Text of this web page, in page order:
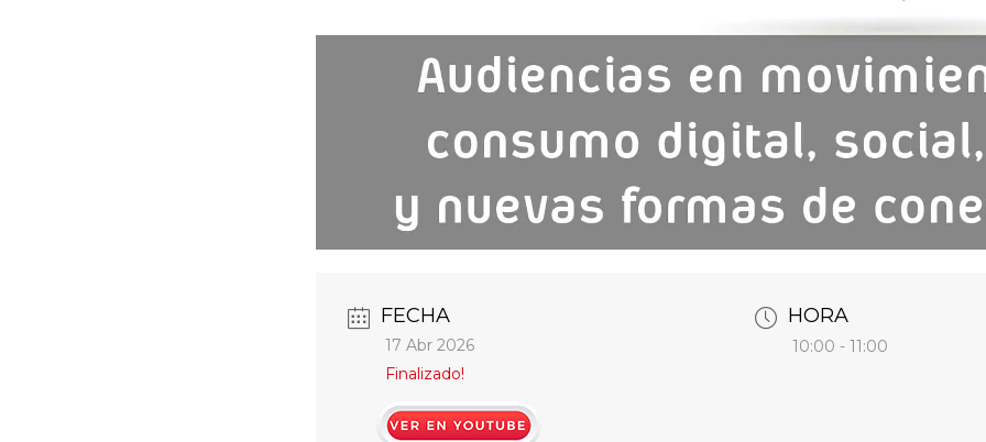
FECHA
17 Abr 2026
Finalizado!
HORA
10:00 - 11:00
https://www.youtube.com/watch?
v=gSpRCtEBrl4